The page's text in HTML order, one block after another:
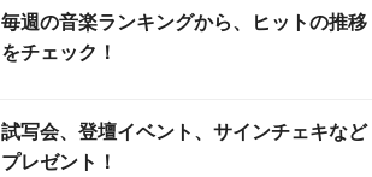
毎週の音楽ランキングから、ヒットの推移
をチェック！
試写会、登壇イベント、サインチェキなど
プレゼント！